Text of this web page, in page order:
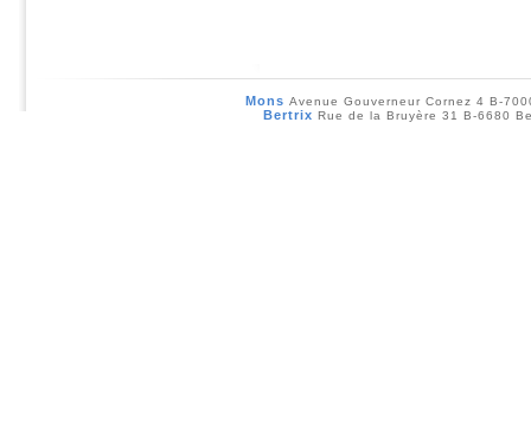
Mons Avenue Gouverneur Cornez 4 B-
Bertrix Rue de la Bruyère 31 B-6680